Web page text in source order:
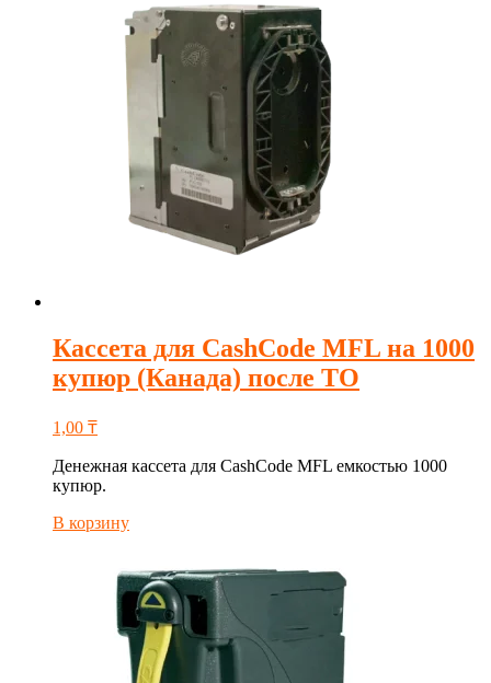
Кассета для CashCode MFL на 1000
купюр (Канада) после ТО
1,00 ₸
Денежная кассета для CashCode MFL емкостью 1000
купюр.
В корзину